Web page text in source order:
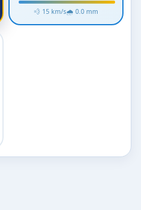
💨 15 km/s🌧 0.0 mm